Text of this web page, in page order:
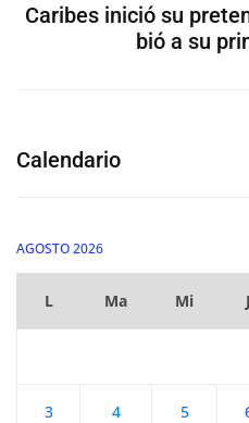
Caribes inició su
bió a su
Calendario
AGOSTO 2026
L Ma Mi J
3 4 5